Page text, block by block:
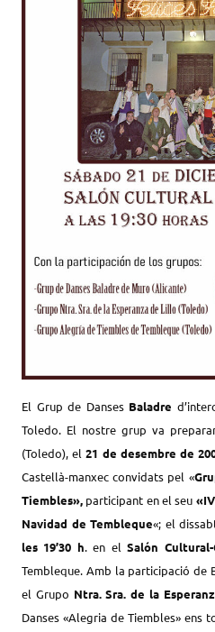
El Grup de Danses Baladre
Toledo. El nostre grup va
(Toledo), el21 de desembre de
Castellà-manxec convidats pel «
Tiembles», participant en el seu
Navidad de Tembleque«; el
les 19’30 h. en elSalón
Tembleque. Amb la participació de
el Grupo Ntra. Sra. de la
Danses «Alegria de Tiembles» ens